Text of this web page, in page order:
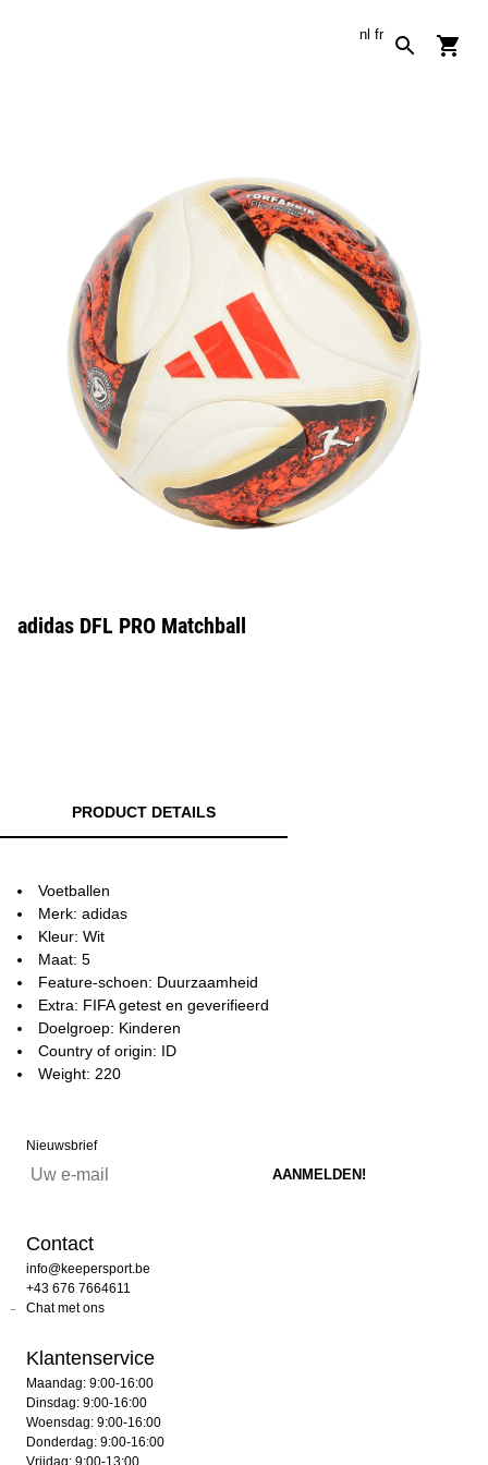
nl fr
adidas DFL PRO Matchball
PRODUCT DETAILS
Voetballen
Merk: adidas
Kleur: Wit
Maat: 5
Feature-schoen: Duurzaamheid
Extra: FIFA getest en geverifieerd
Doelgroep: Kinderen
Country of origin: ID
Weight: 220
Nieuwsbrief
Contact
info@keepersport.be
+43 676 7664611
Chat met ons
Klantenservice
Maandag: 9:00-16:00
Dinsdag: 9:00-16:00
Woensdag: 9:00-16:00
Donderdag: 9:00-16:00
Vrijdag: 9:00-13:00